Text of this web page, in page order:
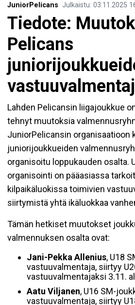
JuniorPelicans Julkaistu: 03.11.2025
Tiedote:
Pelicans
Lahden Pelicansin liigajoukkue
tehnyt muutoksia
JuniorPelicansin organisaatioon
juniorijoukkueiden
organisoitu loppukauden osalta.
organisointi on pääasiassa
kilpaikäluokissa toimivien
siirtymistä yhtä ikäluokkaa
Tämän hetkiset muutokset
valmennuksen osalta ovat:
Jani-Pekka Allenius, U18
vastuuvalmentaja, siirtyy
vastuuvalmentajaksi 3.11.
Aatu Viljanen, U16 SM-
vastuuvalmentaja, siirtyy